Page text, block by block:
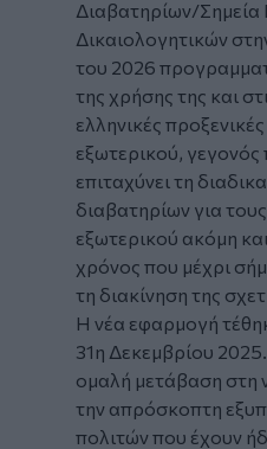
Διαβατηρίων/
Δικαιολογητικών
του 2026
της χρήσης της και
ελληνικές
εξωτερικού, γεγονός
επιταχύνει τη
διαβατηρίων για
εξωτερικού ακόμη
χρόνος που μέχρι
τη διακίνηση της
Η νέα εφαρμογή
31η Δεκεμβρίου
ομαλή μετάβαση στη
την απρόσκοπτη
πολιτών που έχουν